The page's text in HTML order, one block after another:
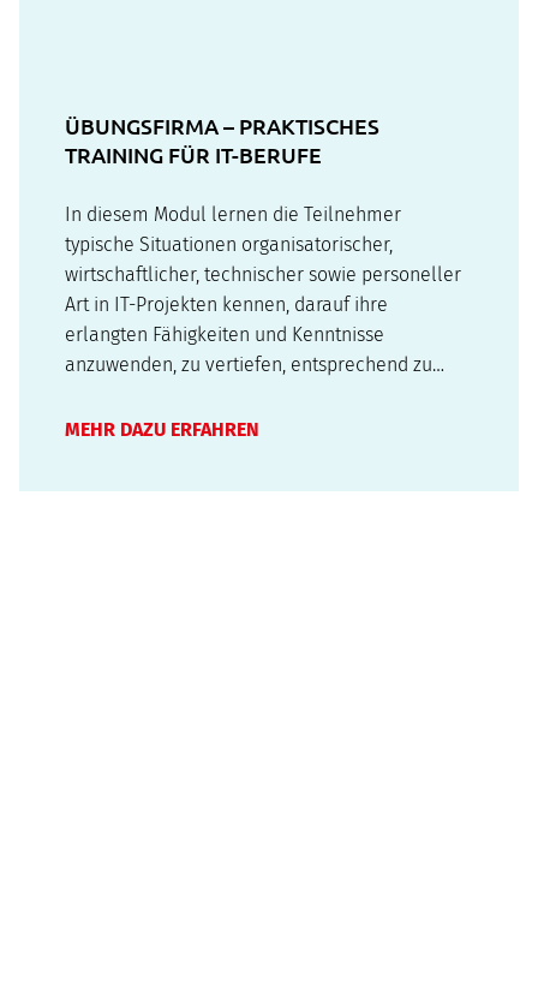
ÜBUNGSFIRMA – PRAKTISCHES
TRAINING FÜR IT-BERUFE
In diesem Modul lernen die Teilnehmer
typische Situationen organisatorischer,
wirtschaftlicher, technischer sowie personeller
Art in IT-Projekten kennen, darauf ihre
erlangten Fähigkeiten und Kenntnisse
anzuwenden, zu vertiefen, entsprechend zu
dokumentieren das Projekt mit der
MEHR DAZU ERFAHREN